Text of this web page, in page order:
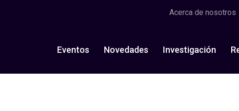
Acerca de nosotros
Eventos Novedades Investigación